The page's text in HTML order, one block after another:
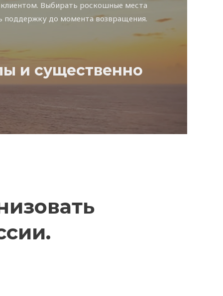
Выбирать роскошные места
поддержку до момента возвращения.
и существенно